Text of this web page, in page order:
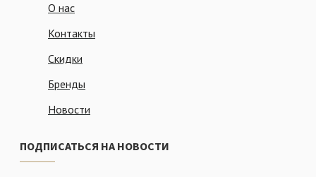
О нас
Контакты
Скидки
Бренды
Новости
ПОДПИСАТЬСЯ НА НОВОСТИ